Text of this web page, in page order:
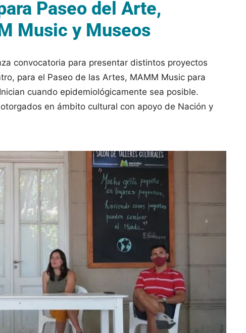
Paseo del Arte,
Music y Museos
convocatoria para presentar distintos proyectos
para el Paseo de las Artes, MAMM Music para
cuando epidemiológicamente sea posible.
en ámbito cultural con apoyo de Nación y